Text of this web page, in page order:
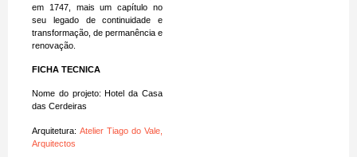
em 1747, mais um capítulo no
seu legado de continuidade e
transformação, de permanência e
renovação.
FICHA TECNICA
Nome do projeto: Hotel da Casa
das Cerdeiras
Arquitetura: Atelier Tiago do Vale,
Arquitectos